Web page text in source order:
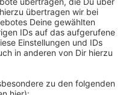
80er Tag. Samstag